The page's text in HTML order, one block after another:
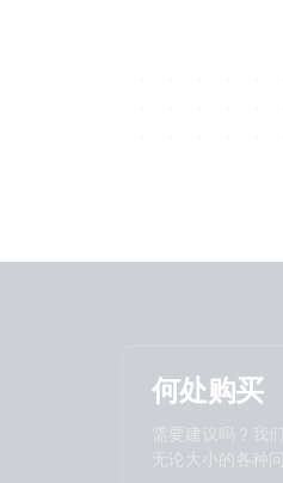
何处购买
需要建议吗？我
无论大小的各种问